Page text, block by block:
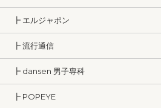
┣ エルジャポン
┣ 流行通信
┣ dansen 男子専科
┣ POPEYE